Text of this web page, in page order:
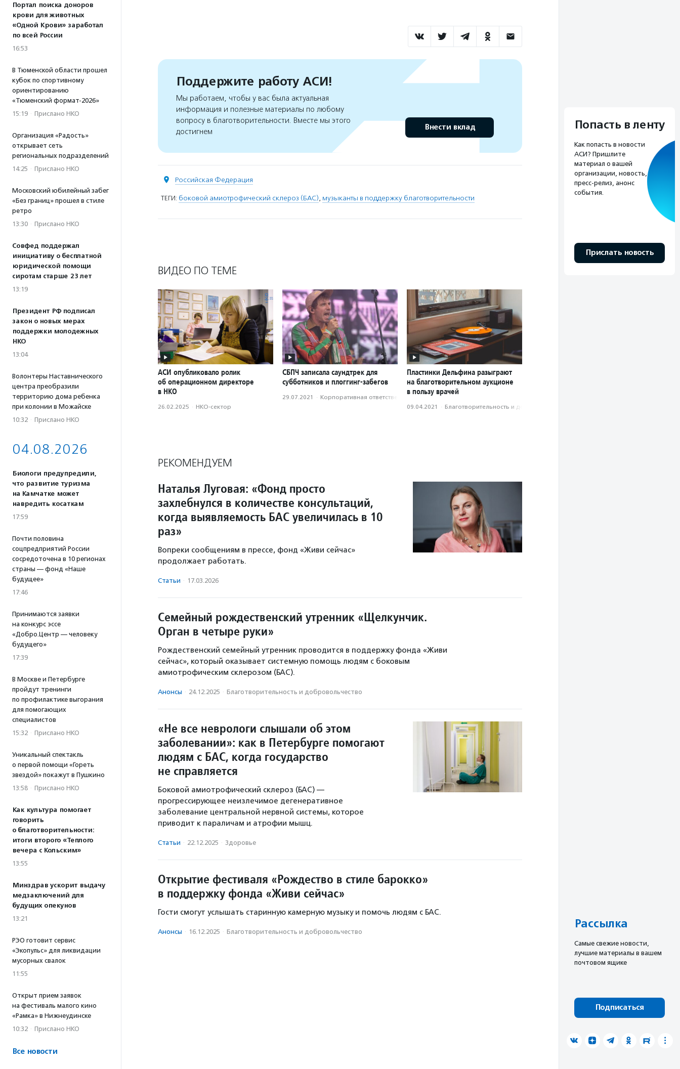
Портал поиска доноров
крови для животных
«Одной Крови» заработал
по всей России
16:53
В Тюменской области прошел
кубок по спортивному
ориентированию
«Тюменский формат-2026»
15:19 · Прислано НКО
Организация «Радость»
открывает сеть
региональных подразделений
14:25 · Прислано НКО
Московский юбилейный забег
«Без границ» прошел в стиле
ретро
13:30 · Прислано НКО
Совфед поддержал
инициативу о бесплатной
юридической помощи
сиротам старше 23 лет
13:19
Президент РФ подписал
закон о новых мерах
поддержки молодежных
НКО
13:04
Волонтеры Наставнического
центра преобразили
территорию дома ребенка
при колонии в Можайске
10:32 · Прислано НКО
04.08.2026
Биологи предупредили,
что развитие туризма
на Камчатке может
навредить косаткам
17:59
Почти половина
соцпредприятий России
сосредоточена в 10 регионах
страны — фонд «Наше
будущее»
17:46
Принимаются заявки
на конкурс эссе
«Добро.Центр — человеку
будущего»
17:39
В Москве и Петербурге
пройдут тренинги
по профилактике выгорания
для помогающих
специалистов
15:32 · Прислано НКО
Уникальный спектакль
о первой помощи «Гореть
звездой» покажут в Пушкино
13:58 · Прислано НКО
Как культура помогает
говорить
о благотворительности:
итоги второго «Теплого
вечера с Кольским»
13:55
Минздрав ускорит выдачу
медзаключений для
будущих опекунов
13:21
РЭО готовит сервис
«Экопульс» для ликвидации
мусорных свалок
11:55
Открыт прием заявок
на фестиваль малого кино
«Рамка» в Нижнеудинске
10:32 · Прислано НКО
Все новости
Поддержите работу АСИ!
Мы работаем, чтобы у вас была актуальная
информация и полезные материалы по любому
вопросу в благотворительности. Вместе мы этого
достигнем
Внести вклад
Российская Федерация
ТЕГИ: боковой амиотрофический склероз (БАС), музыканты в поддержку благотворительности
ВИДЕО ПО ТЕМЕ
АСИ опубликовало ролик
об операционном директоре
в НКО
26.02.2025 · НКО-сектор
СБПЧ записала саундтрек для
субботников и плоггинг-забегов
29.07.2021 · Корпоративная ответственность
Пластинки Дельфина разыграют
на благотворительном аукционе
в пользу врачей
09.04.2021 · Благотвори­тель­ность и доброволь­чест­во
РЕКОМЕНДУЕМ
Наталья Луговая: «Фонд просто
захлебнулся в количестве консультаций,
когда выявляемость БАС увеличилась в 10
раз»
Вопреки сообщениям в прессе, фонд «Живи сейчас»
продолжает работать.
Статьи · 17.03.2026
Семейный рождественский утренник «Щелкунчик.
Орган в четыре руки»
Рождественский семейный утренник проводится в поддержку фонда «Живи
сейчас», который оказывает системную помощь людям с боковым
амиотрофическим склерозом (БАС).
Анонсы · 24.12.2025 · Благотвори­тель­ность и доброволь­чест­во
«Не все неврологи слышали об этом
заболевании»: как в Петербурге помогают
людям с БАС, когда государство
не справляется
Боковой амиотрофический склероз (БАС) —
прогрессирующее неизлечимое дегенеративное
заболевание центральной нервной системы, которое
приводит к параличам и атрофии мышц.
Статьи · 22.12.2025 · Здоровье
Открытие фестиваля «Рождество в стиле барокко»
в поддержку фонда «Живи сейчас»
Гости смогут услышать старинную камерную музыку и помочь людям с БАС.
Анонсы · 16.12.2025 · Благотвори­тель­ность и доброволь­чест­во
Попасть в ленту
Как попасть в новости
АСИ? Пришлите
материал о вашей
организации, новость,
пресс-релиз, анонс
события.
Прислать новость
Рассылка
Cамые свежие новости,
лучшие материалы в вашем
почтовом ящике
Подписаться